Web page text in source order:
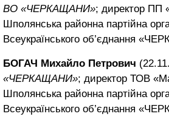
ВО «ЧЕРКАЩАНИ»; директор ПП
Шполянська районна партійна
Всеукраїнського об’єднання
БОГАЧ Михайло Петрович
«ЧЕРКАЩАНИ»; директор ТОВ
Шполянська районна партійна
Всеукраїнського об’єднання